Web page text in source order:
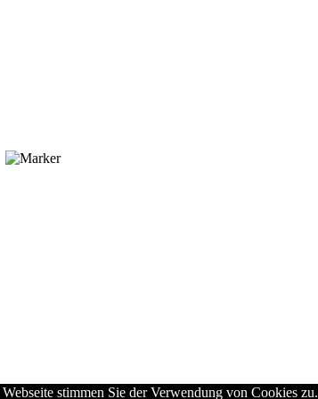
stimmen Sie der Verwendung von Cookies zu.